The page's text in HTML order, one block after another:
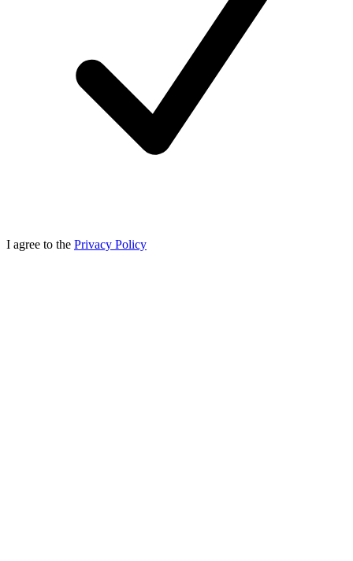
I agree to the Privacy Policy